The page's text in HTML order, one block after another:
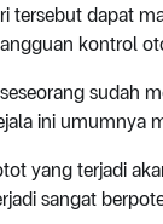
tersebut dapat
kontrol
sudah
ini
yang terjadi
sangat